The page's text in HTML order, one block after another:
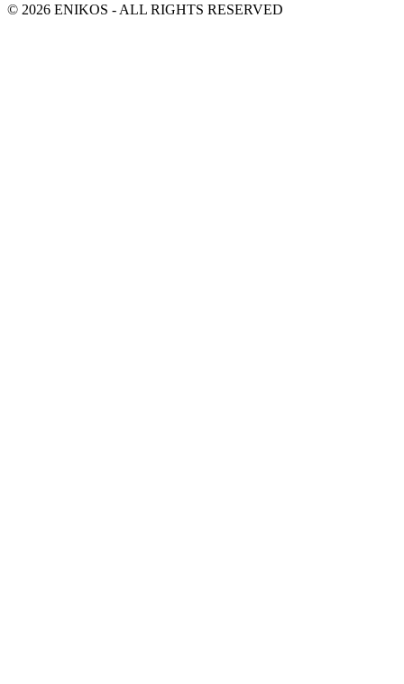
© 2026 ENIKOS - ALL RIGHTS RESERVED